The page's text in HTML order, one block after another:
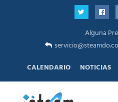
Alguna
CALENDARIO
NOTICIAS